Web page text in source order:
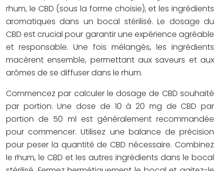
rhum, le CBD (sous la forme choisie), et les ingrédients
aromatiques dans un bocal stérilisé. Le dosage du
CBD est crucial pour garantir une expérience agréable
et responsable. Une fois mélangés, les ingrédients
macèrent ensemble, permettant aux saveurs et aux
arômes de se diffuser dans le rhum.
Commencez par calculer le dosage de CBD souhaité
par portion. Une dose de 10 à 20 mg de CBD par
portion de 50 ml est généralement recommandée
pour commencer. Utilisez une balance de précision
pour peser la quantité de CBD nécessaire. Combinez
le rhum, le CBD et les autres ingrédients dans le bocal